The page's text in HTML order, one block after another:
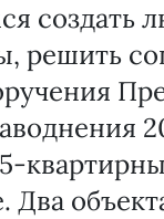
создать
решить